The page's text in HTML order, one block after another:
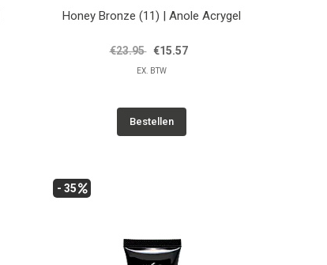
Honey Bronze (11) | Anole Acrygel
€23.95 €15.57
EX. BTW
Bestellen
- 35